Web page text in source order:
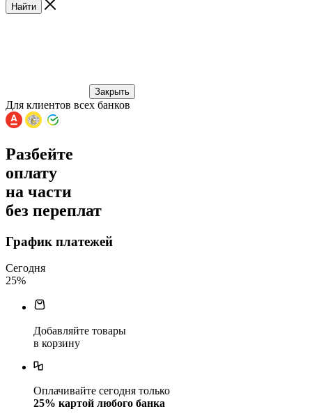
Найти
Закрыть
Для клиентов всех банков
Разбейте
оплату
на части
без переплат
График платежей
Сегодня
25%
Добавляйте товары
в корзину
Оплачивайте сегодня только
25% картой любого банка